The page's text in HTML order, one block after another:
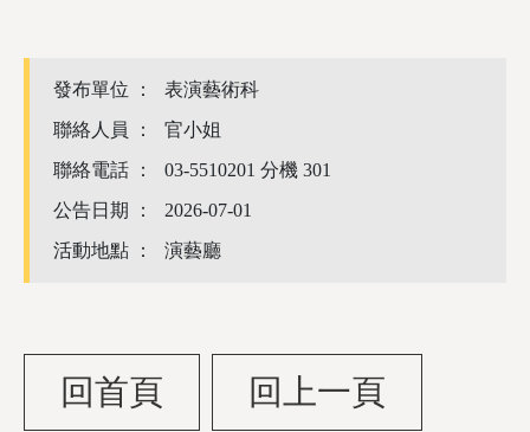
發布單位 ：
表演藝術科
聯絡人員 ：
官小姐
聯絡電話 ：
03-5510201 分機 301
公告日期 ：
2026-07-01
活動地點 ：
演藝廳
回首頁 回上一頁